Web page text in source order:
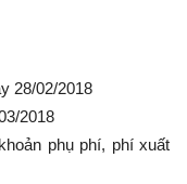
28/02/2018
2018
phụ phí, phí xuất